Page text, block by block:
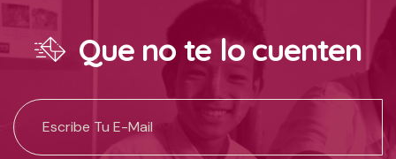
Que no te lo cuenten